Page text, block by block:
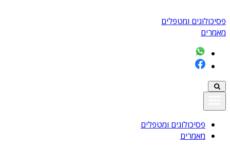
פסיכולוגים ומטפלים
מאמרים
פסיכולוגים ומטפלים
מאמרים